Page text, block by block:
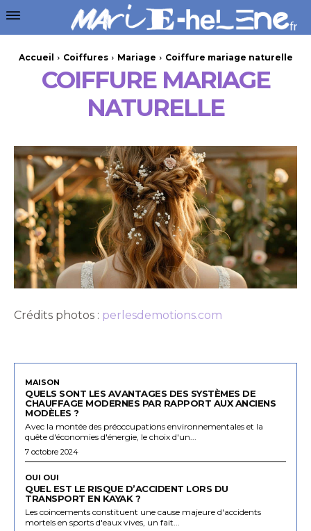
Accueil Coiffures Mariage Coiffure mariage naturelle
COIFFURE MARIAGE
NATURELLE
Crédits photos : perlesdemotions.com
MAISON
QUELS SONT LES AVANTAGES DES SYSTÈMES DE
CHAUFFAGE MODERNES PAR RAPPORT AUX ANCIENS
MODÈLES ?
Avec la montée des préoccupations environnementales et la
quête d'économies d'énergie, le choix d'un...
7 octobre 2024
OUI OUI
QUEL EST LE RISQUE D’ACCIDENT LORS DU
TRANSPORT EN KAYAK ?
Les coincements constituent une cause majeure d'accidents
mortels en sports d'eaux vives, un fait...